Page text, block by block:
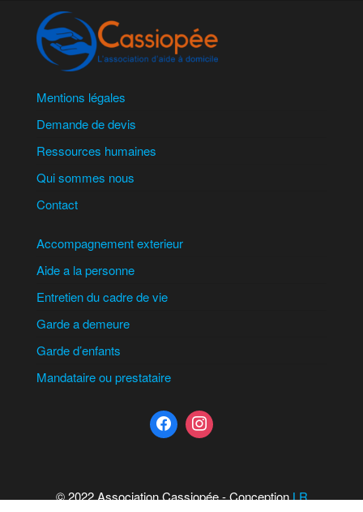
Mentions légales
Demande de devis
Ressources humaines
Qui sommes nous
Contact
Accompagnement exterieur
Aide a la personne
Entretien du cadre de vie
Garde a demeure
Garde d’enfants
Mandataire ou prestataire
© 2022 Association Cassiopée - ConceptionLR